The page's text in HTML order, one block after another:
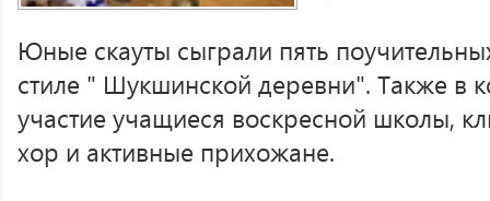
Юные скауты сыграли пять
стиле " Шукшинской деревни". Также в
участие учащиеся воскресной школы,
хор и активные прихожане.